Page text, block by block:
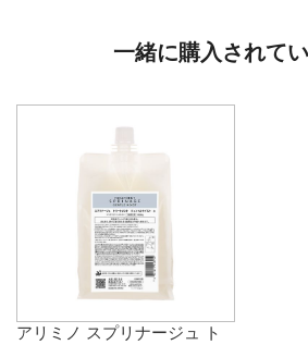
一緒に購入されて
アリミノ スプリナージュ ト